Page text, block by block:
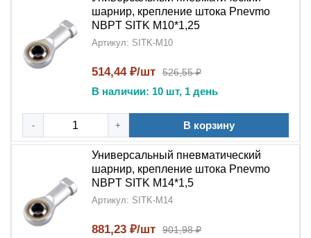
шарнир, крепление штока Pnevmo
NBPT SITK M10*1,25
Артикул: SITK-M10
514,44 ₽/шт 526,55 ₽
В наличии: 10 шт, 1 день
- + В корзину
Универсальный пневматический
шарнир, крепление штока Pnevmo
NBPT SITK M14*1,5
Артикул: SITK-M14
881,23 ₽/шт 901,98 ₽